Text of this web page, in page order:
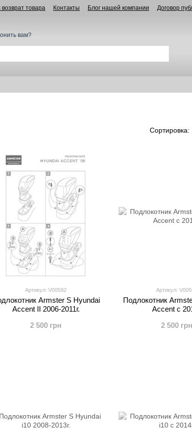
товара Контакты Блог нашей компании Договор
вам?
Сортировка:
Артикул: V00592
Armster S Hyundai
Accent II 2006-2011г.
2 500 грн
Артикул:
Подлокотник
Accent c
2 500 грн